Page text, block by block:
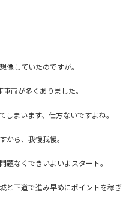
像していたのですが。
両が多くありました。
まいます、仕方ないですよね。
から、我慢我慢。
題なくできいよいよスタート。
下道で進み早めにポイントを稼ぎ